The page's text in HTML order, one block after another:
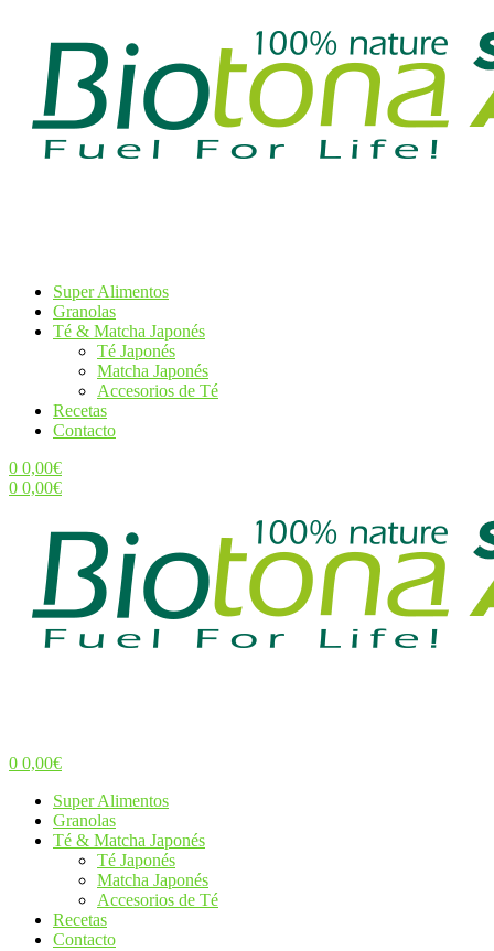
Super Alimentos
Granolas
Té & Matcha Japonés
Té Japonés
Matcha Japonés
Accesorios de Té
Recetas
Contacto
0 0,00€
0 0,00€
0 0,00€
Super Alimentos
Granolas
Té & Matcha Japonés
Té Japonés
Matcha Japonés
Accesorios de Té
Recetas
Contacto